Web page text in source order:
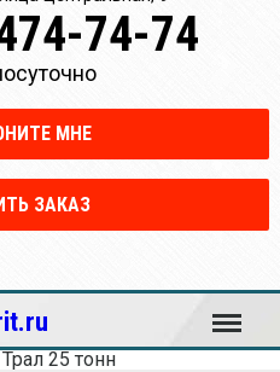
74-74
МНЕ
ЗАКАЗ
Меню
Трал 25 тонн